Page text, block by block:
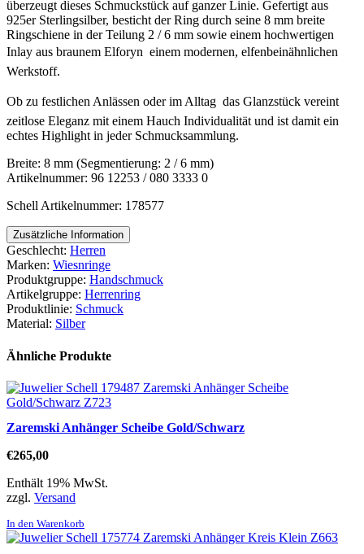
überzeugt dieses Schmuckstück auf ganzer Linie. Gefertigt aus
925er Sterlingsilber, besticht der Ring durch seine 8 mm breite
Ringschiene in der Teilung 2 / 6 mm sowie einem hochwertigen
Inlay aus braunem Elforyn  einem modernen, elfenbeinähnlichen
Werkstoff.
Ob zu festlichen Anlässen oder im Alltag  das Glanzstück vereint
zeitlose Eleganz mit einem Hauch Individualität und ist damit ein
echtes Highlight in jeder Schmucksammlung.
Breite: 8 mm (Segmentierung: 2 / 6 mm)
Artikelnummer: 96 12253 / 080 3333 0
Schell Artikelnummer: 178577
Zusätzliche Information
Geschlecht: Herren
Marken: Wiesnringe
Produktgruppe: Handschmuck
Artikelgruppe: Herrenring
Produktlinie: Schmuck
Material: Silber
Ähnliche Produkte
Zaremski Anhänger Scheibe Gold/Schwarz
€265,00
Enthält 19% MwSt.
zzgl. Versand
In den Warenkorb